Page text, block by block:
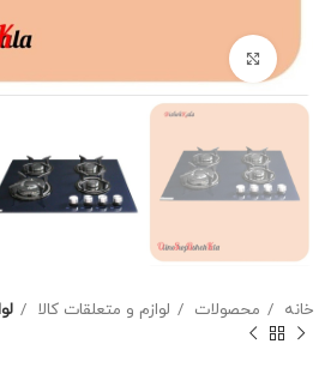
خانه محصولات لوازم و متعلقات کالا